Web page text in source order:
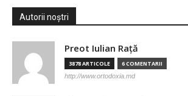
Autorii noștri
Preot Iulian Raţă
3878 ARTICOLE 6 COMENTARII
http://www.ortodoxia.md